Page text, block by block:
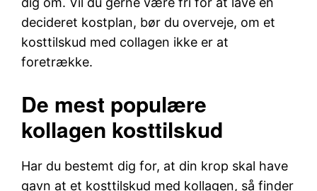
decideret kostplan, bør du overveje, om et
kosttilskud med collagen ikke er at
foretrække.
De mest populære
kollagen kosttilskud
Har du bestemt dig for, at din krop skal have
gavn at et kosttilskud med kollagen, så finder